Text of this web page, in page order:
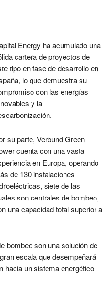
Energy ha acumulado una
cartera de proyectos de
tipo en fase de desarrollo en
lo que demuestra su
con las energías
y la
su parte, Verbund Green
cuenta con una vasta
en Europa, operando
de 130 instalaciones
siete de las
son centrales de bombeo,
una capacidad total superior a
bombeo son una solución de
escala que desempeñará
hacia un sistema energético